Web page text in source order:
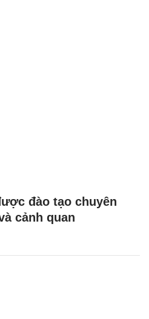
đào tạo chuyên
cảnh quan